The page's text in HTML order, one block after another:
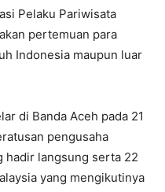
Pelaku Pariwisata
pertemuan para
Indonesia maupun luar
di Banda Aceh pada 21
pengusaha
hadir langsung serta 22
yang mengikutinya